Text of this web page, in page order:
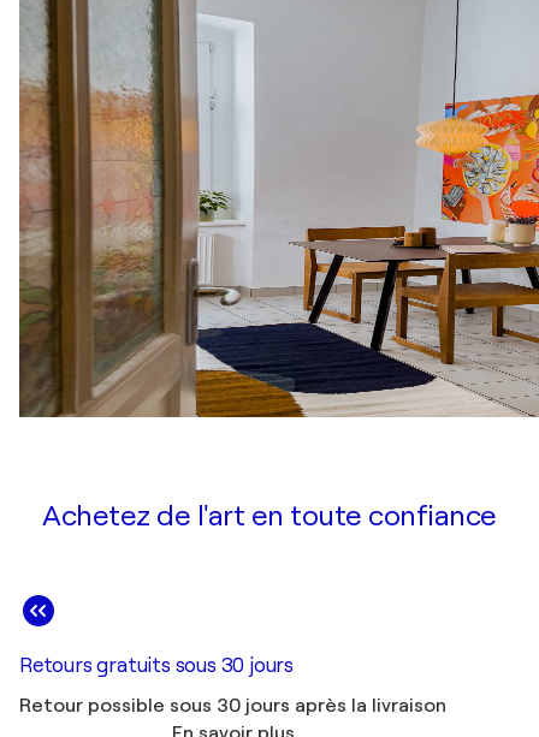
Achetez de l'art en toute confiance
Retours gratuits sous 30 jours
Retour possible sous 30 jours après la livraison